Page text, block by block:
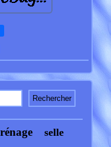
selle